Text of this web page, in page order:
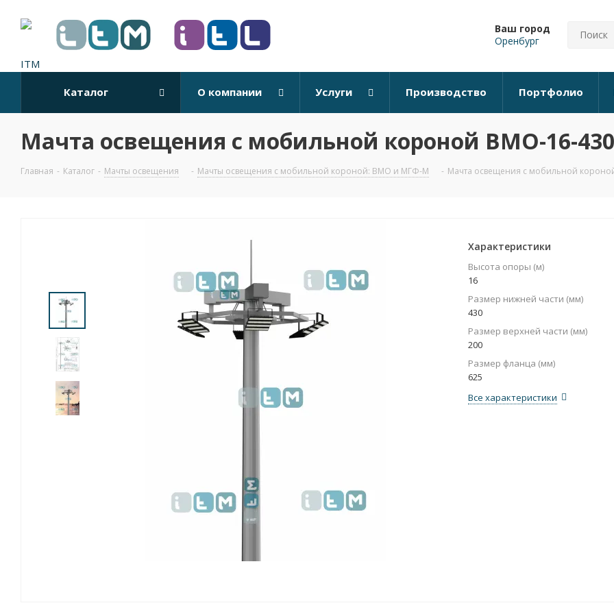
Ваш город
Оренбург
Каталог О компании Услуги Производство Портфолио
Мачта освещения с мобильной короной ВМО-16-
Главная - Каталог - Мачты освещения - Мачты освещения с мобильной короной: ВМО и МГФ-М - Мачта освещения с мобильной
Характеристики
Высота опоры (м)
16
Размер нижней части (мм)
430
Размер верхней части (мм)
200
Размер фланца (мм)
625
Все характеристики